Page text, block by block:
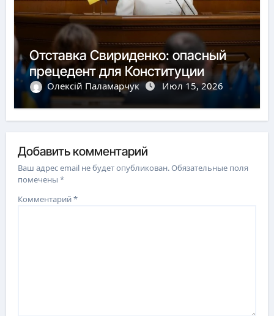
Отставка Свириденко: опасный
прецедент для Конституции
Олексій Паламарчук Июл 15, 2026
Добавить комментарий
Ваш адрес email не будет опубликован.Обязательные поля
помечены*
Комментарий*